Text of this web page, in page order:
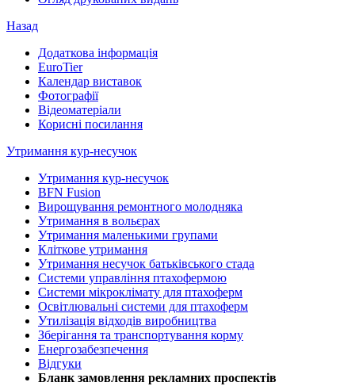
Назад
Додаткова інформація
EuroTier
Календар виставок
Фотографії
Відеоматеріали
Корисні посилання
Утримання кур-несучок
Утримання кур-несучок
BFN Fusion
Вирощування ремонтного молодняка
Утримання в вольєрах
Утримання маленькими групами
Кліткове утримання
Утримання несучок батьківського стада
Системи управління птахофермою
Системи мікроклімату для птахоферм
Освітлювальні системи для птахоферм
Утилізація відходів виробництва
Зберігання та транспортування корму
Енергозабезпечення
Відгуки
Бланк замовлення рекламних проспектів